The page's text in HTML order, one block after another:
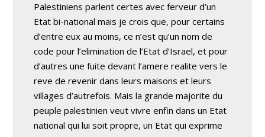
Palestiniens parlent certes avec ferveur d’un
Etat bi-national mais je crois que, pour certains
d’entre eux au moins, ce n’est qu’un nom de
code pour l’elimination de l’Etat d’Israel, et pour
d’autres une fuite devant l’amere realite vers le
reve de revenir dans leurs maisons et leurs
villages d’autrefois. Mais la grande majorite du
peuple palestinien veut vivre enfin dans un Etat
national qui lui soit propre, un Etat qui exprime